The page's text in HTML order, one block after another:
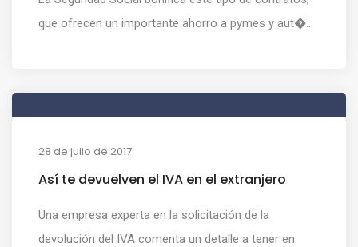
que ofrecen un importante ahorro a pymes y aut�...
28 de julio de 2017
Así te devuelven el IVA en el extranjero
Una empresa experta en la solicitación de la
devolución del IVA comenta un detalle a tener en